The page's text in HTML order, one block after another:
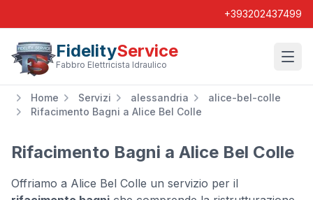
+393202437499
FidelityService
Fabbro Elettricista Idraulico
Home Servizi alessandria
alice-bel-colle
Rifacimento Bagni a Alice Bel Colle
Rifacimento Bagni a Alice Bel Colle
Offriamo a Alice Bel Colle un servizio per il